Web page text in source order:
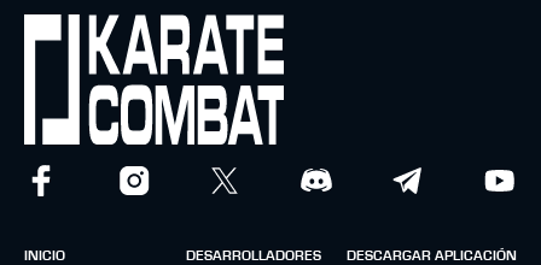
INICIO DESARROLLADORES DESCARGAR APLICACIÓN